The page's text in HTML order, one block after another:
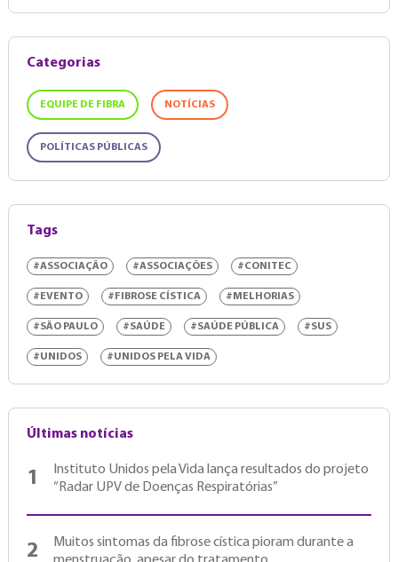
Categorias
EQUIPE DE FIBRA NOTÍCIAS
POLÍTICAS PÚBLICAS
Tags
#ASSOCIAÇÃO #ASSOCIAÇÕES #CONITEC
#EVENTO #FIBROSE CÍSTICA #MELHORIAS
#SÃO PAULO #SAÚDE #SAÚDE PÚBLICA #SUS
#UNIDOS #UNIDOS PELA VIDA
Últimas notícias
1
Instituto Unidos pela Vida lança resultados do projeto
“Radar UPV de Doenças Respiratórias”
2
Muitos sintomas da fibrose cística pioram durante a